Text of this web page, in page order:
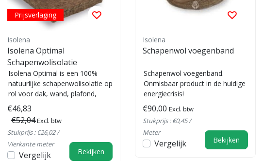
Prijsverlaging
Isolena
Isolena Optimal
Schapenwolisolatie
Isolena Optimal is een 100%
natuurlijke schapenwolisolatie op
rol voor dak, wand, plafond,
gevel, Houtskeletbouw, CLT, t...
€46,83
€52,04Excl. btw
Stukprijs : €26,02 /
Vierkante meter
Vergelijk Bekijken
Isolena
Schapenwol voegenband
Schapenwol voegenband.
Onmisbaar product in de huidige
energiecrisis!
€90,00 Excl. btw
Stukprijs : €0,45 /
Meter
Vergelijk Bekijken